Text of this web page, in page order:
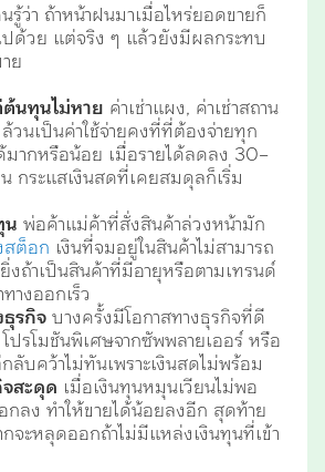
ว่า ถ้าหน้าฝนมาเมื่อไหร่ยอดขายก็
ปด้วย แต่จริง ๆ แล้วยังมีผลกระทบ
ย
นทุนไม่หาย ค่าเช่าแผง, ค่าเช่าสถาน
วนเป็นค่าใช้จ่ายคงที่ที่ต้องจ่ายทุก
ด้มากหรือน้อย เมื่อรายได้ลดลง 30–
กระแสเงินสดที่เคยสมดุลก็เริ่ม
น พ่อค้าแม่ค้าที่สั่งสินค้าล่วงหน้ามัก
สต็อก เงินที่จมอยู่ในสินค้าไม่สามารถ
งถ้าเป็นสินค้าที่มีอายุหรือตามเทรนด์
างออกเร็ว
รกิจ บางครั้งมีโอกาสทางธุรกิจที่ดี
ปรโมชันพิเศษจากซัพพลายเออร์ หรือ
ลับคว้าไม่ทันเพราะเงินสดไม่พร้อม
สะดุด เมื่อเงินทุนหมุนเวียนไม่พอ
ลง ทำให้ขายได้น้อยลงอีก สุดท้าย
จะหลุดออกถ้าไม่มีแหล่งเงินทุนที่เข้า